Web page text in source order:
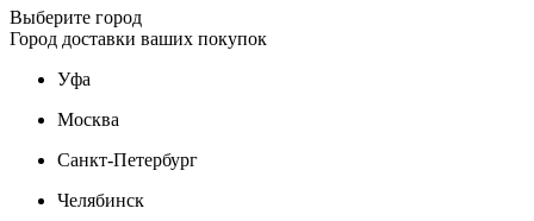
Выберите город
Город доставки ваших покупок
Уфа
Москва
Санкт-Петербург
Челябинск